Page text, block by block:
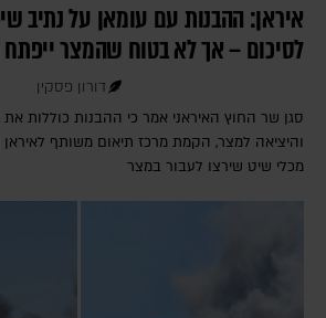
איראן: ההבנות עם עומאן על נתיב
לסיכום – אך לא בטוח שהמצר ייפתח
דורון פסקין
סגן שר החוץ האיראני אמר כי ההבנות כוללות
והיציאה למצר, הקמת מרכז תיאום משותף לאיראן
מכלי שיט שירצו לעבור במצר